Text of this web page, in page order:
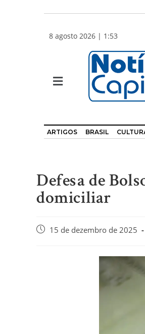
8 agosto 2026 | 1:53
ARTIGOS BRASIL
Defesa de
domiciliar
15 de dezembro de 2025